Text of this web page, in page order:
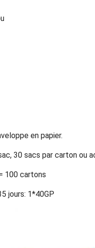
en papier.
30 sacs par carton ou
100 cartons
jours: 1*40GP